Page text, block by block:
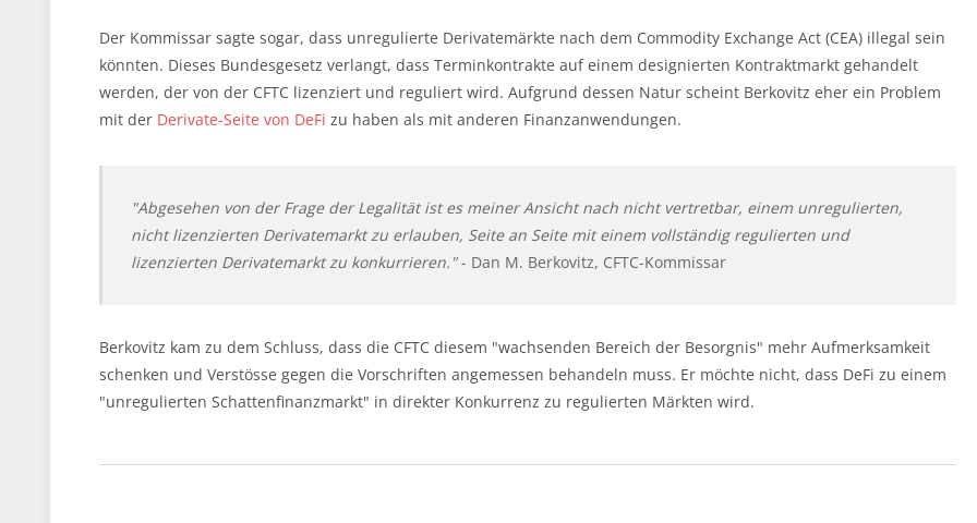
Der Kommissar sagte sogar, dass unregulierte Derivatemärkte nach dem Commodity Exchange Act (CEA) illegal sein
könnten. Dieses Bundesgesetz verlangt, dass Terminkontrakte auf einem designierten Kontraktmarkt gehandelt
werden, der von der CFTC lizenziert und reguliert wird. Aufgrund dessen Natur scheint Berkovitz eher ein Problem
mit der Derivate-Seite von DeFi zu haben als mit anderen Finanzanwendungen.
"Abgesehen von der Frage der Legalität ist es meiner Ansicht nach nicht vertretbar, einem unregulierten,
nicht lizenzierten Derivatemarkt zu erlauben, Seite an Seite mit einem vollständig regulierten und
lizenzierten Derivatemarkt zu konkurrieren."- Dan M. Berkovitz, CFTC-Kommissar
Berkovitz kam zu dem Schluss, dass die CFTC diesem "wachsenden Bereich der Besorgnis" mehr Aufmerksamkeit
schenken und Verstösse gegen die Vorschriften angemessen behandeln muss. Er möchte nicht, dass DeFi zu einem
"unregulierten Schattenfinanzmarkt" in direkter Konkurrenz zu regulierten Märkten wird.